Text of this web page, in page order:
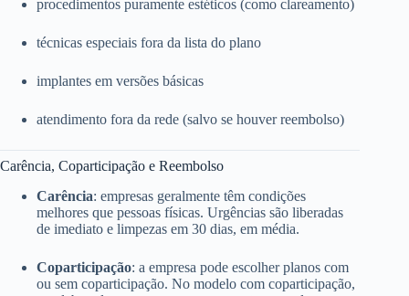
procedimentos puramente estéticos (como clareamento)
técnicas especiais fora da lista do plano
implantes em versões básicas
atendimento fora da rede (salvo se houver reembolso)
Carência, Coparticipação e Reembolso
Carência: empresas geralmente têm condições
melhores que pessoas físicas. Urgências são liberadas
de imediato e limpezas em 30 dias, em média.
Coparticipação: a empresa pode escolher planos com
ou sem coparticipação. No modelo com coparticipação,